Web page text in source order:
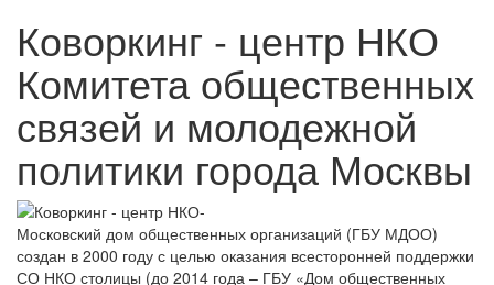
Коворкинг - центр НКО
Комитета общественных
связей и молодежной
политики города Москвы
Московский дом общественных организаций (ГБУ МДОО)
создан в 2000 году с целью оказания всесторонней поддержки
СО НКО столицы (до 2014 года – ГБУ «Дом общественных